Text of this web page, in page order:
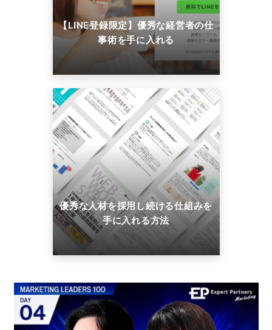
【LINE登録限定】優秀な経営者の仕
事術を手に入れる
優秀な人材を採用し続ける仕組みを
手に入れる方法